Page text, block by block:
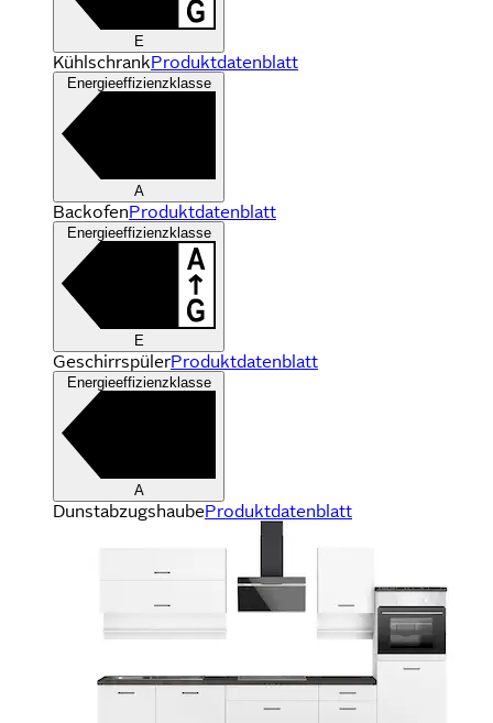
E
KühlschrankProduktdatenblatt
Energieeffizienzklasse
A
BackofenProduktdatenblatt
Energieeffizienzklasse
E
GeschirrspülerProduktdatenblatt
Energieeffizienzklasse
A
DunstabzugshaubeProduktdatenblatt